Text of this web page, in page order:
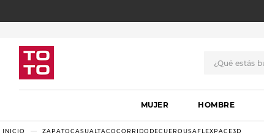
MUJER HOMBRE
ZAPATOCASUALTACOCORRIDODECUEROUSAFLEXPACE3D
1.
botas
2.
skechers